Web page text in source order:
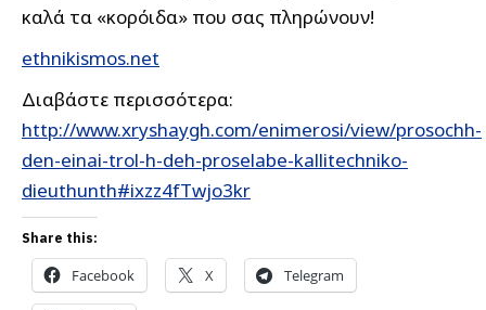
καλά τα «κορόιδα» που σας πληρώνουν!
ethnikismos.net
Διαβάστε περισσότερα:
http://www.xryshaygh.com/enimerosi/view/prosochh-
den-einai-trol-h-deh-proselabe-kallitechniko-
dieuthunth#ixzz4fTwjo3kr
Share this:
Facebook X Telegram